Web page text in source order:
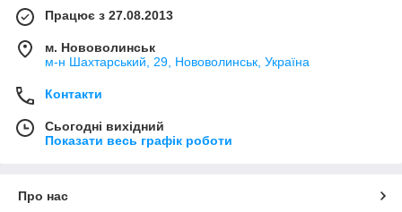
Працює з 27.08.2013
м. Нововолинськ
м-н Шахтарський, 29, Нововолинськ, Україна
Контакти
Сьогодні вихідний
Показати весь графік роботи
Про нас